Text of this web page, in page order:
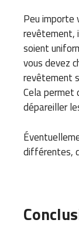
Peu importe
revêtement,
soient
vous devez
revêtement
Cela permet
dépareiller
différentes,